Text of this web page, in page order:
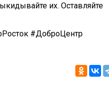
их. Оставляйте
#ДоброЦентр